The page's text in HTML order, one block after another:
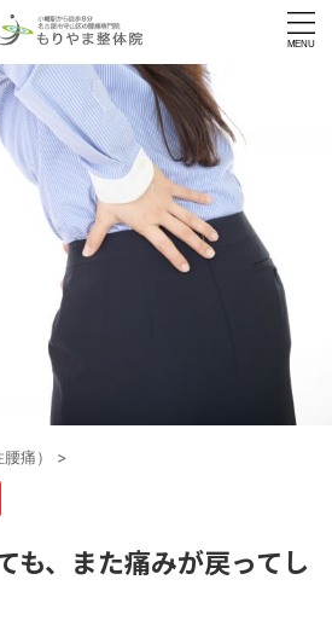
痛） >
も、また痛みが戻ってし